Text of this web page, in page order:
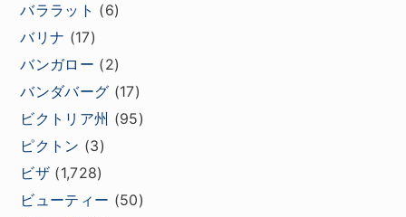
バララット (6)
バリナ (17)
バンガロー (2)
バンダバーグ (17)
ビクトリア州 (95)
ピクトン (3)
ビザ (1,728)
ビューティー (50)